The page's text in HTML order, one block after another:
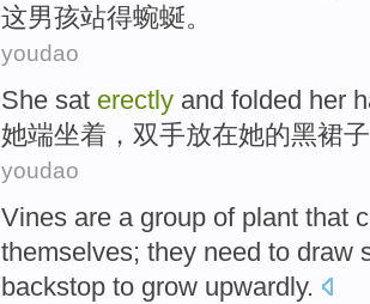
这男孩站得蜿蜒。
youdao
She sat erectly and folded her
她端坐着， 双手放在她的黑裙
youdao
Vines are a group of plant that
themselves; they need to draw
backstop to grow upwardly.